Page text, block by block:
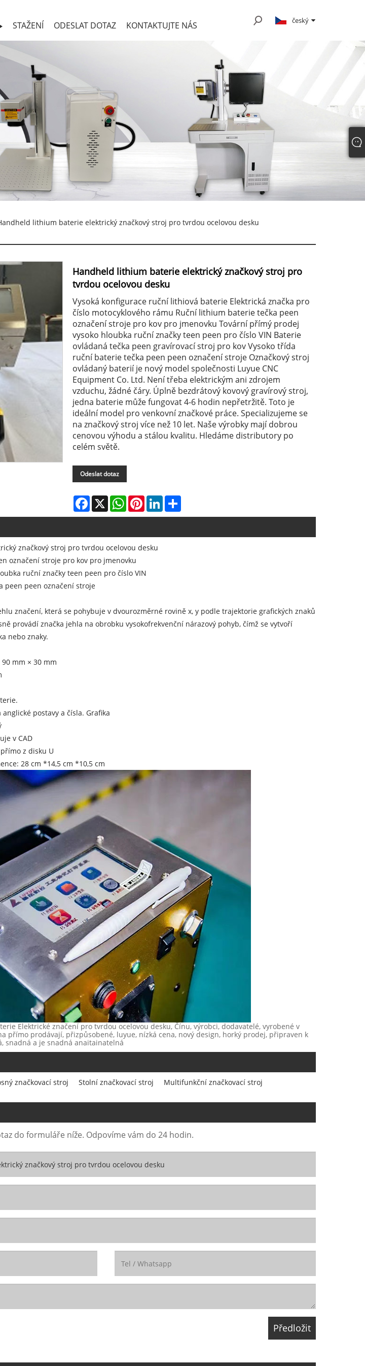
STAŽENÍ ODESLAT DOTAZ KONTAKTUJTE NÁS český
lithium baterie elektrický značkový stroj pro tvrdou ocelovou desku
Handheld lithium baterie elektrický značkový stroj pro
tvrdou ocelovou desku
Vysoká konfigurace ruční lithiová baterie Elektrická značka pro
číslo motocyklového rámu Ruční lithium baterie tečka peen
označení stroje pro kov pro jmenovku Tovární přímý prodej
vysoko hloubka ruční značky teen peen pro číslo VIN Baterie
ovládaná tečka peen gravírovací stroj pro kov Vysoko třída
ruční baterie tečka peen peen označení stroje Označkový stroj
ovládaný baterií je nový model společnosti Luyue CNC
Equipment Co. Ltd. Není třeba elektrickým ani zdrojem
vzduchu, žádné čáry. Úplně bezdrátový kovový gravírový stroj,
jedna baterie může fungovat 4-6 hodin nepřetržitě. Toto je
ideální model pro venkovní značkové práce. Specializujeme se
na značkový stroj více než 10 let. Naše výrobky mají dobrou
cenovou výhodu a stálou kvalitu. Hledáme distributory po
celém světě.
Odeslat dotaz
Facebook
X WhatsAppPinterestLinkedInShare
značkový stroj pro tvrdou ocelovou desku
označení stroje pro kov pro jmenovku
ruční značky teen peen pro číslo VIN
peen peen označení stroje
značení, která se pohybuje v dvourozměrné rovině x, y podle trajektorie grafických znaků
provádí značka jehla na obrobku vysokofrekvenční nárazový pohyb, čímž se vytvoří
nebo znaky.
mm × 30 mm
anglické postavy a čísla. Grafika
v CAD
z disku U
28 cm *14,5 cm *10,5 cm
Elektrické značení pro tvrdou ocelovou desku, Čínu, výrobci, dodavatelé, vyrobené v
přímo prodávají, přizpůsobené, luyue, nízká cena, nový design, horký prodej, připraven k
snadná a je snadná anaitainatelná
značkovací stroj Stolní značkovací stroj
Multifunkční značkovací stroj
do formuláře níže. Odpovíme vám do 24 hodin.